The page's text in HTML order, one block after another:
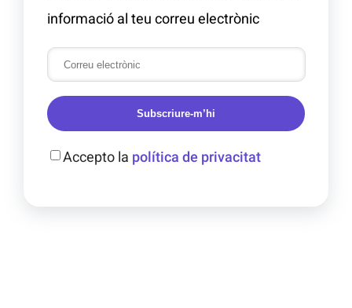
informació al teu correu electrònic
Subscriure-m’hi
Accepto la política de privacitat